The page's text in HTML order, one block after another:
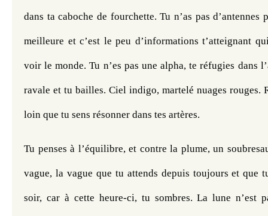
dans ta caboche de fourchette. Tu n’as pas d’antennes
meilleure et c’est le peu d’informations t’atteignant
voir le monde. Tu n’es pas une alpha, te réfugies dans
ravale et tu bailles. Ciel indigo, martelé nuages rouges.
loin que tu sens résonner dans tes artères.
Tu penses à l’équilibre, et contre la plume, un
vague, la vague que tu attends depuis toujours et que
soir, car à cette heure-ci, tu sombres. La lune n’est